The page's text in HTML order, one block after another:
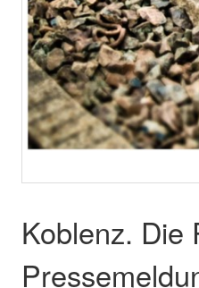
Koblenz. Die